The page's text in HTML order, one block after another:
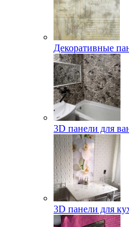
Декоративные
3D панели для
3D панели для